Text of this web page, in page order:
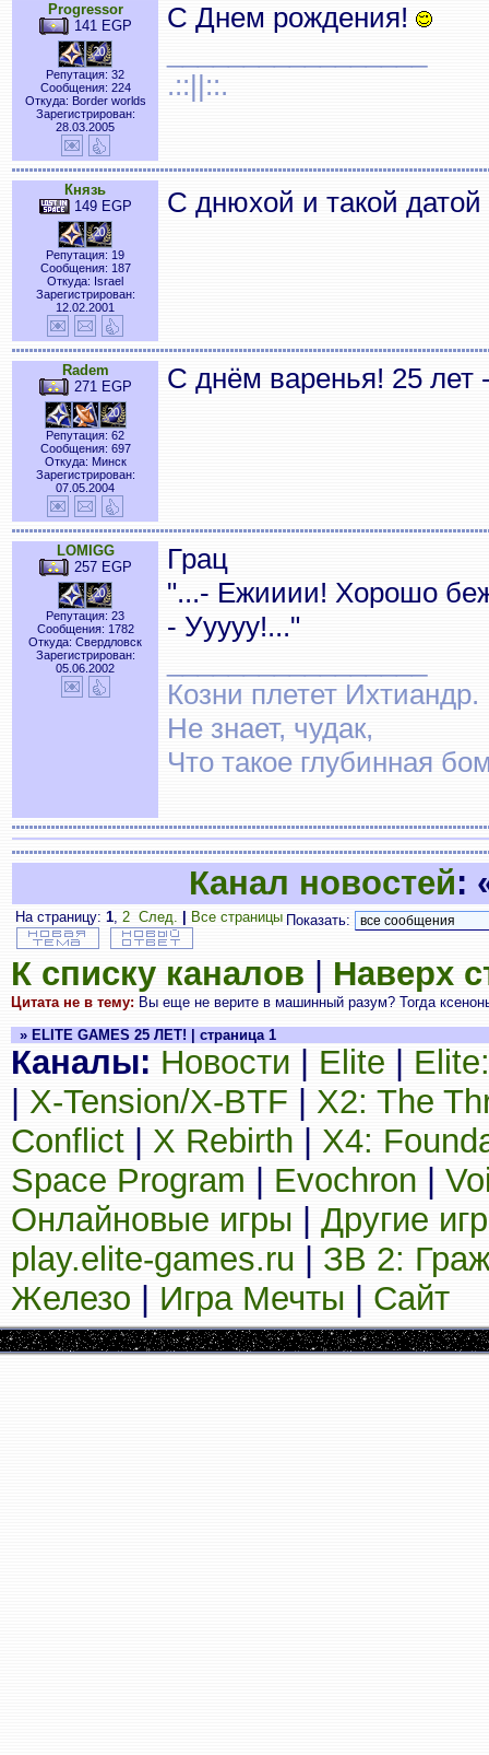
Progressor
141 EGP
Репутация: 32
Сообщения: 224
Откуда: Border worlds
Зарегистрирован:
28.03.2005
С Днем рождения!
.::||::.
Князь
149 EGP
Репутация: 19
Сообщения: 187
Откуда: Israel
Зарегистрирован:
12.02.2001
С днюхой и такой
Radem
271 EGP
Репутация: 62
Сообщения: 697
Откуда: Минск
Зарегистрирован:
07.05.2004
С днём варенья! 25 лет
LOMIGG
257 EGP
Репутация: 23
Сообщения: 1782
Откуда: Свердловск
Зарегистрирован:
05.06.2002
Грац
"...- Ежииии! Хорошо
- Ууууу!..."
Козни плетет Ихтиандр.
Не знает, чудак,
Что такое глубинная
Канал новостей:
На страницу: 1, 2 След. Все страницы Показать:
К списку каналов Наверх
Цитата не в тему: Вы еще не верите в машинный разум? Тогда
» ELITE GAMES 25 ЛЕТ! | страница 1
Каналы: Новости Elite
X-Tension/X-BTF
X2: The
Conflict
X Rebirth
X4:
Space Program
Evochron
Онлайновые игры
Другие
play.elite-games.ru
ЗВ 2:
Железо
Игра Мечты Сайт